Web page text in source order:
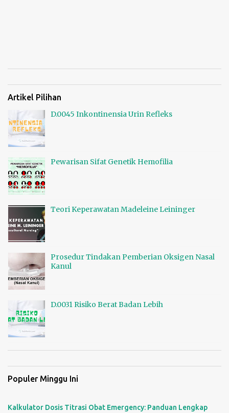
Artikel Pilihan
D.0045 Inkontinensia Urin Refleks
Pewarisan Sifat Genetik Hemofilia
Teori Keperawatan Madeleine Leininger
Prosedur Tindakan Pemberian Oksigen Nasal
Kanul
D.0031 Risiko Berat Badan Lebih
Populer Minggu Ini
Kalkulator Dosis Titrasi Obat Emergency: Panduan Lengkap